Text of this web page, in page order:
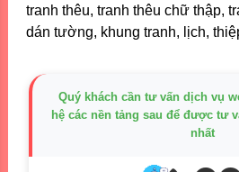
tranh thêu, tranh thêu chữ thập,
dán tường, khung tranh, lịch,
Quý khách cần tư vấn dịch vụ
hệ các nền tảng sau để được tư
nhất